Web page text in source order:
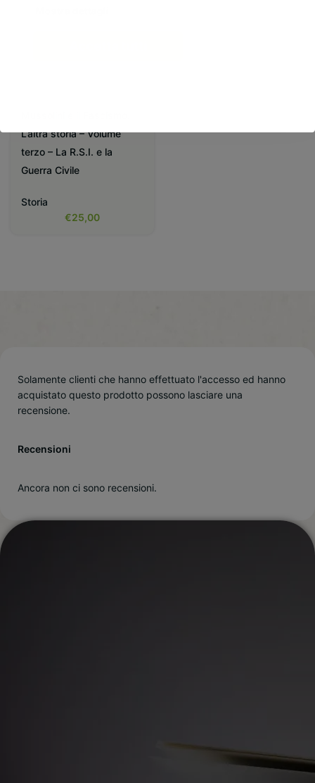
L’altra storia – Volume
terzo – La R.S.I. e la
Guerra Civile
Storia
€25,00
Recensioni
Ancora non ci sono recensioni.
Solamente clienti che hanno effettuato l'accesso ed hanno
acquistato questo prodotto possono lasciare una
recensione.